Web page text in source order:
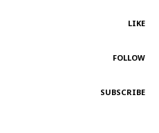
LIKE
FOLLOW
SUBSCRIBE